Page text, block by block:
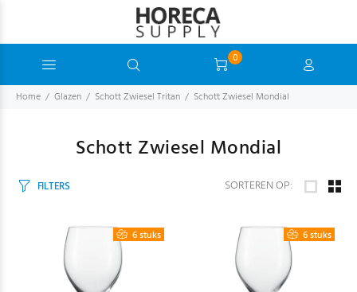
0
Home Glazen Schott Zwiesel Tritan Schott Zwiesel Mondial
Schott Zwiesel Mondial
FILTERS SORTEREN OP:
6 stuks 6 stuks